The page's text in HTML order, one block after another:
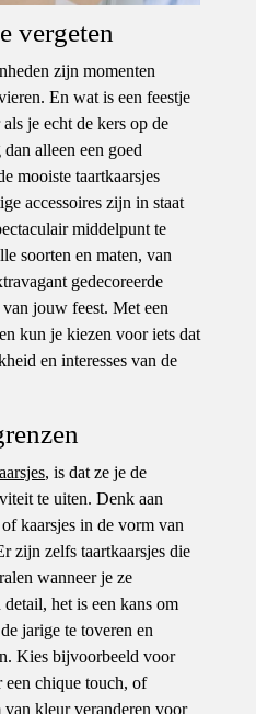
vergeten
zijn momenten
En wat is een feestje
je echt de kers op de
alleen een goed
mooiste taartkaarsjes
accessoires zijn in staat
middelpunt te
soorten en maten, van
gedecoreerde
jouw feest. Met een
kun je kiezen voor iets dat
en interesses van de
, is dat ze je de
te uiten. Denk aan
kaarsjes in de vorm van
zijn zelfs taartkaarsjes die
wanneer je ze
het is een kans om
jarige te toveren en
Kies bijvoorbeeld voor
een chique touch, of
van kleur veranderen voor